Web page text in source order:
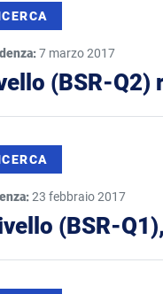
7 marzo 2017
(BSR-Q2)
23 febbraio 2017
(BSR-